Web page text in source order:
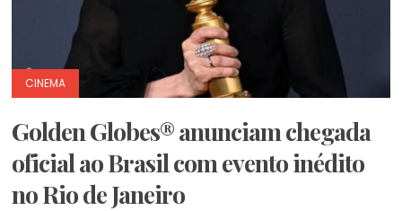
CINEMA
Golden Globes® anunciam chegada
oficial ao Brasil com evento inédito
no Rio de Janeiro